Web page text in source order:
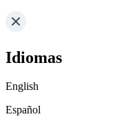
Idiomas
English
Español